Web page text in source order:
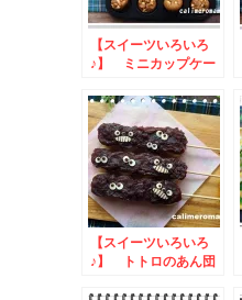
【スイーツいろいろ
♪】 ミニカップケー
【スイーツいろいろ
♪】 トトロのあん団